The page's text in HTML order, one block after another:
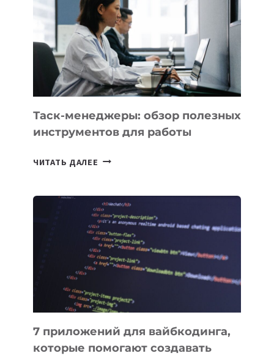
ПРЕДМЕТЫ
ПО
ИСКУССТВЕННОМУ
ИНТЕЛЛЕКТУ
Таск-менеджеры: обзор полезных
инструментов для работы
ЧИТАТЬ ДАЛЕЕ ТАСК-
ПОЛЕЗНЫХ
ИНСТРУМЕНТОВ
ДЛЯ
РАБОТЫ
7 приложений для вайбкодинга,
которые помогают создавать